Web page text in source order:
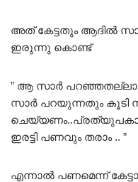
അത്‌ കേട്ടതും ആദിൽ
ഇരുന്നു കൊണ്ട്
” ആ സാർ
സാർ പറയുന്നതും കൂടി
ഇരട്ടി പണവും തരാം .. ”
എന്നാൽ പണമെന്ന്